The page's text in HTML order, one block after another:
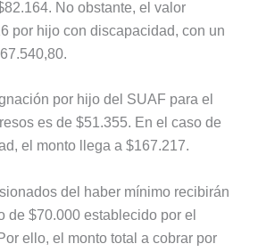
No obstante, el valor
por hijo con discapacidad, con un
por hijo del SUAF para el
es de $51.355. En el caso de
el monto llega a $167.217.
del haber mínimo recibirán
de $70.000 establecido por el
ello, el monto total a cobrar por